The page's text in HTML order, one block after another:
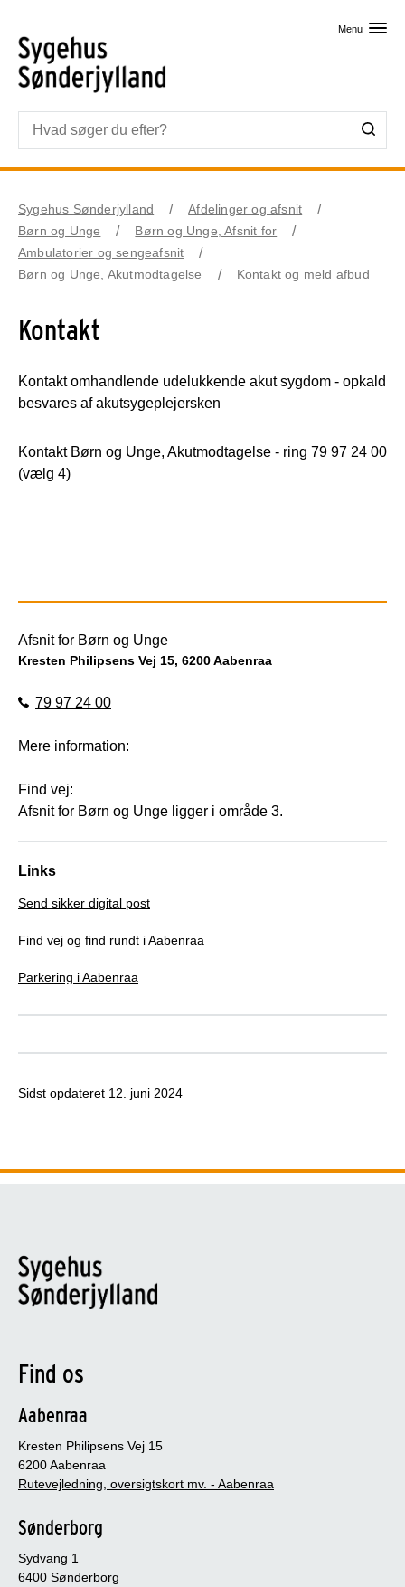
Menu
Sygehus Sønderjylland
Afdelinger og afsnit
Børn og Unge
Børn og Unge, Afsnit for
Ambulatorier og sengeafsnit
Børn og Unge, Akutmodtagelse
Kontakt og meld afbud
Kontakt
Kontakt omhandlende udelukkende akut sygdom - opkald
besvares af akutsygeplejersken
Kontakt Børn og Unge, Akutmodtagelse - ring 79 97 24 00
(vælg 4)
Links
Send sikker digital post
Find vej og find rundt i Aabenraa
Parkering i Aabenraa
Afsnit for Børn og Unge
Kresten Philipsens Vej 15, 6200 Aabenraa
79 97 24 00
Mere information:
Find vej:
Afsnit for Børn og Unge ligger i område 3.
Sidst opdateret 12. juni 2024
Find os
Aabenraa
Kresten Philipsens Vej 15
6200 Aabenraa
Rutevejledning, oversigtskort mv. - Aabenraa
Sønderborg
Sydvang 1
6400 Sønderborg